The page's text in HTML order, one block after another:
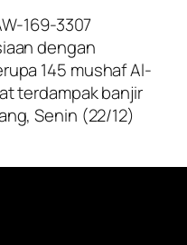
169-3307
dengan
145 mushaf Al-
terdampak banjir
Senin (22/12)